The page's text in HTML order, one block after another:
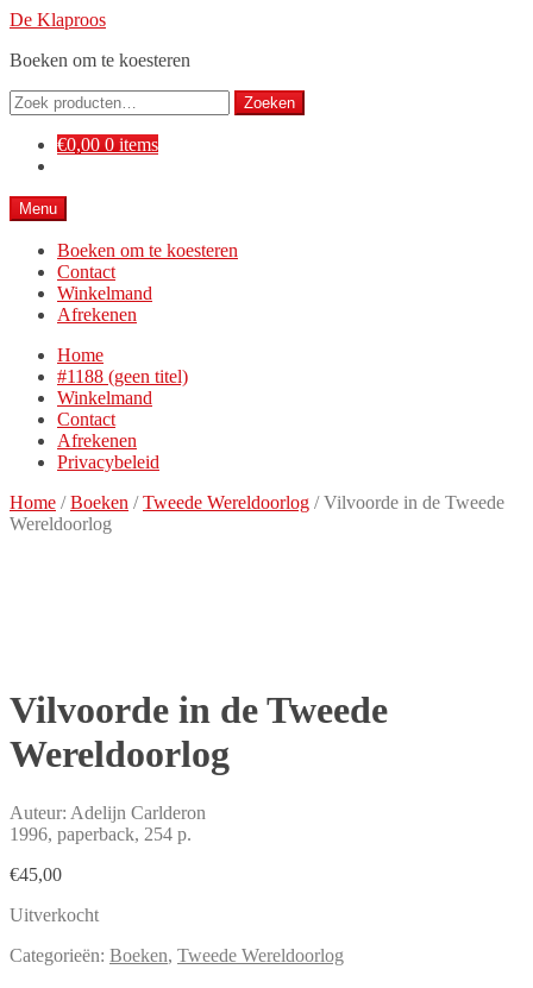
Ga
naar
Ga
de
De Klaproos
Boeken om te koesteren
Zoeken
naar:
Zoeken
€0,00 0 items
Menu
Boeken om te koesteren
Contact
Winkelmand
Afrekenen
Home
#1188 (geen titel)
Winkelmand
Contact
Afrekenen
Privacybeleid
Home /Boeken /Tweede Wereldoorlog /Vilvoorde in de Tweede
Wereldoorlog
Vilvoorde in de Tweede
Wereldoorlog
Auteur: Adelijn Carlderon
1996, paperback, 254 p.
€45,00
Uitverkocht
Categorieën: Boeken, Tweede Wereldoorlog